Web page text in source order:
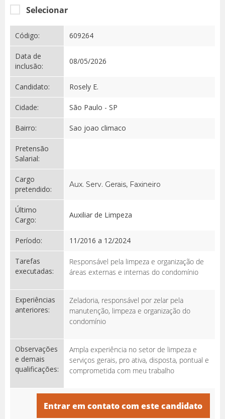
Selecionar
Código: 609264
Data de
inclusão:
08/05/2026
Candidato: Rosely E.
Cidade: São Paulo - SP
Bairro: Sao joao climaco
Pretensão
Salarial:
Cargo
pretendido:
Aux. Serv. Gerais, Faxineiro
Último
Cargo:
Auxiliar de Limpeza
Período: 11/2016 a 12/2024
Tarefas
executadas:
Responsável pela limpeza e organização de
áreas externas e internas do condomínio
Experiências
anteriores:
Zeladoria, responsável por zelar pela
manutenção, limpeza e organização do
condomínio
Observações
e demais
qualificações:
Ampla experiência no setor de limpeza e
serviços gerais, pro ativa, disposta, pontual e
comprometida com meu trabalho
Entrar em contato com este candidato